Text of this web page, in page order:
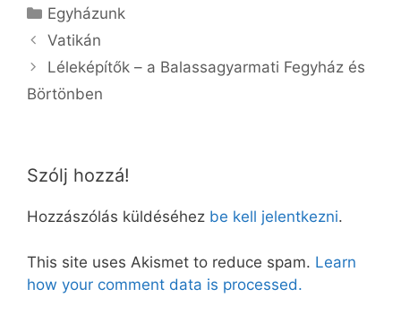
Kategória
Egyházunk
Vatikán
Léleképítők – a Balassagyarmati Fegyház és
Börtönben
Szólj hozzá!
Hozzászólás küldéséhez be kell jelentkezni.
This site uses Akismet to reduce spam. Learn
how your comment data is processed.